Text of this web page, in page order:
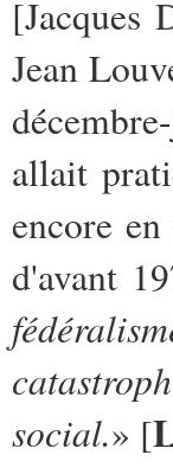
[Jacques
Jean
allait
encore
d'avant
social.» [